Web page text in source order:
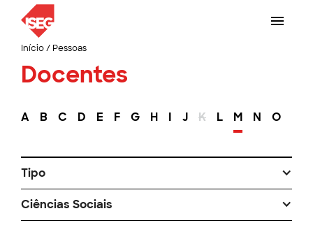
Início/ Pessoas
Docentes
A B C D E F G H I J K L M N O
Tipo
Ciências Sociais